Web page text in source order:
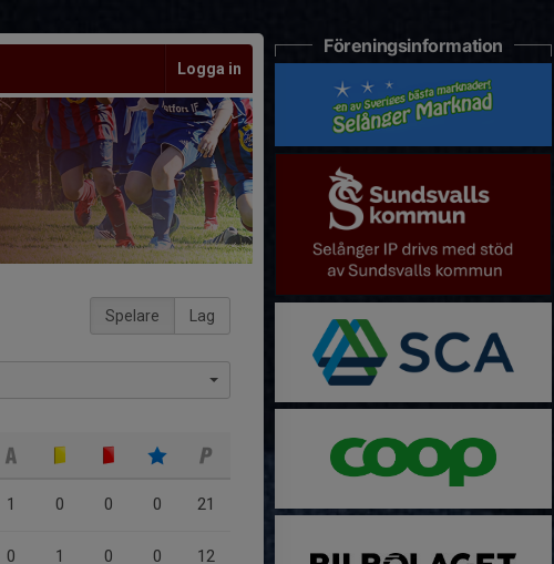
Logga in
Spelare Lag
1 0 0 0 21
0 1 0 0 12
Föreningsinformation